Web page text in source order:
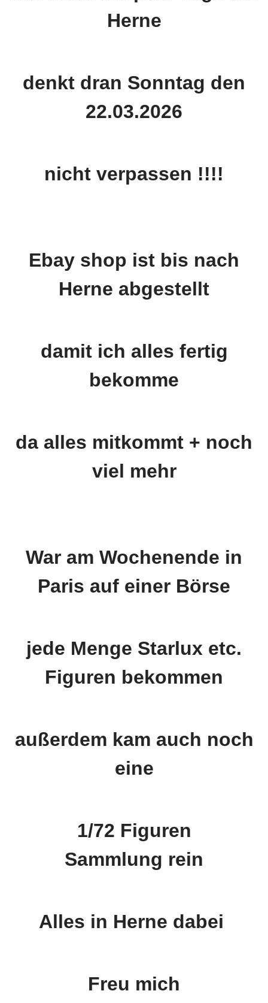
Herne
denkt dran Sonntag den
22.03.2026
nicht verpassen !!!!
Ebay shop ist bis nach
Herne abgestellt
damit ich alles fertig
bekomme
da alles mitkommt + noch
viel mehr
War am Wochenende in
Paris auf einer Börse
jede Menge Starlux etc.
Figuren bekommen
außerdem kam auch noch
eine
1/72 Figuren
Sammlung rein
Alles in Herne dabei
Freu mich